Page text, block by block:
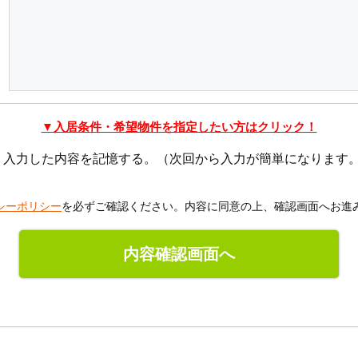
▼入居条件・希望物件を指定したい方はクリック！
入力した内容を記憶する。（次回から入力が簡単になります。
ーポリシーを必ずご確認ください。内容に同意の上、確認画面へお進